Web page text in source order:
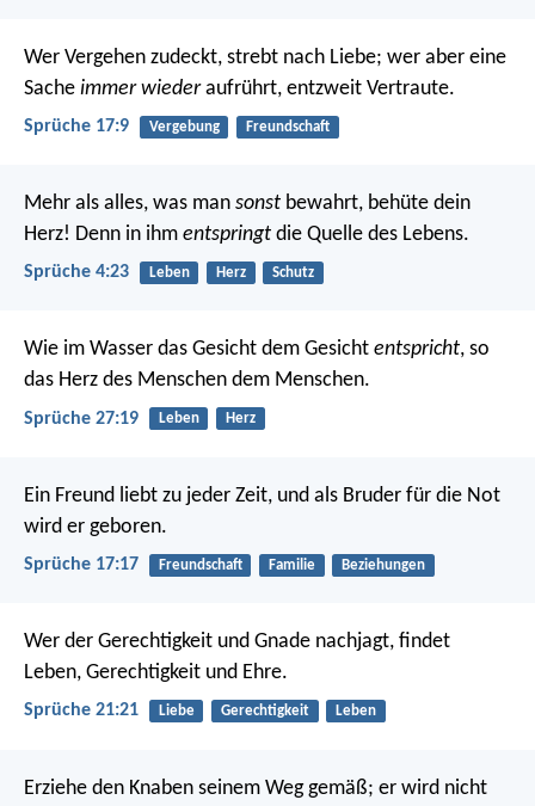
Wer Vergehen zudeckt, strebt nach Liebe; wer aber eine
Sache immer wiederaufrührt, entzweit Vertraute.
Sprüche 17:9 Vergebung Freundschaft
Mehr als alles, was man sonst bewahrt, behüte dein
Herz! Denn in ihm entspringt die Quelle des Lebens.
Sprüche 4:23 Leben Herz Schutz
Wie im Wasser das Gesicht dem Gesicht entspricht, so
das Herz des Menschen dem Menschen.
Sprüche 27:19 Leben Herz
Ein Freund liebt zu jeder Zeit, und als Bruder für die Not
wird er geboren.
Sprüche 17:17 Freundschaft Familie Beziehungen
Wer der Gerechtigkeit und Gnade nachjagt, findet
Leben, Gerechtigkeit und Ehre.
Sprüche 21:21 Liebe Gerechtigkeit Leben
Erziehe den Knaben seinem Weg gemäß; er wird nicht